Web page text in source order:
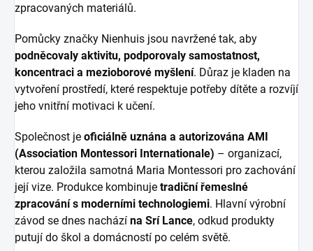
zpracovaných materiálů.
Pomůcky značky Nienhuis jsou navržené tak, aby
podněcovaly aktivitu, podporovaly samostatnost,
koncentraci a mezioborové myšlení. Důraz je kladen na
vytvoření prostředí, které respektuje potřeby dítěte a rozvíjí
jeho vnitřní motivaci k učení.
Společnost je oficiálně uznána a autorizována AMI
(Association Montessori Internationale) – organizací,
kterou založila samotná Maria Montessori pro zachování
její vize. Produkce kombinuje tradiční řemeslné
zpracování s moderními technologiemi. Hlavní výrobní
závod se dnes nachází na Srí Lance, odkud produkty
putují do škol a domácností po celém světě.